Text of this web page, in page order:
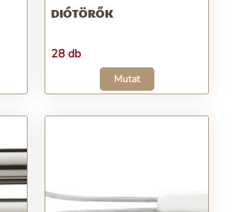
DIÓTÖRŐK
28 db
Mutat